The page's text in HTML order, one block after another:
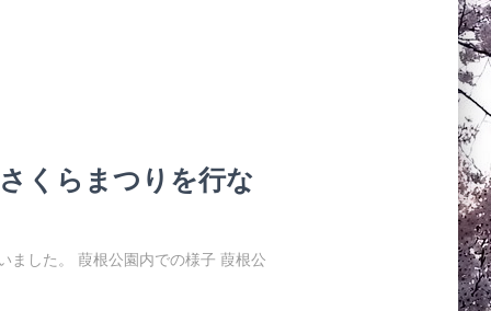
くらまつりを行な
ました。 葭根公園内での様子 葭根公